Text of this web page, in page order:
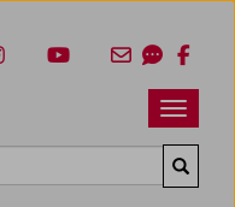
Navbar